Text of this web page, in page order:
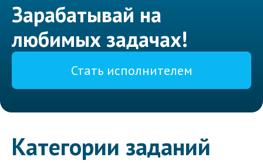
Зарабатывай на
любимых задачах!
Стать исполнителем
Категории заданий